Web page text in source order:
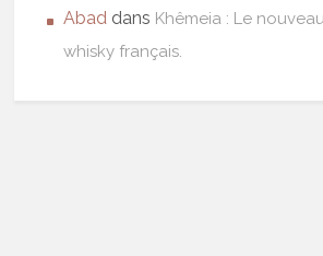
Abad dans Khêmeia : Le
whisky français.